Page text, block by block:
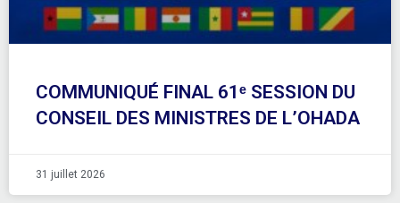
COMMUNIQUÉ FINAL 61ᵉ SESSION DU
CONSEIL DES MINISTRES DE L’OHADA
31 juillet 2026